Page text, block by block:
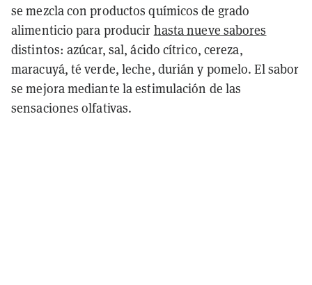
se mezcla con productos químicos de grado
alimenticio para producir hasta nueve sabores
distintos: azúcar, sal, ácido cítrico, cereza,
maracuyá, té verde, leche, durián y pomelo. El sabor
se mejora mediante la estimulación de las
sensaciones olfativas.